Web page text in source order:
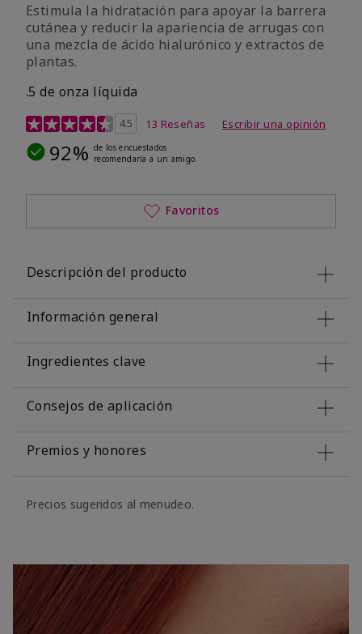
Estimula la hidratación para apoyar la barrera
cutánea y reducir la apariencia de arrugas con
una mezcla de ácido hialurónico y extractos de
plantas.
.5 de onza líquida
Calificación de clientes de 3,2 de 5
4.5 13 Reseñas Escribir una opinión
92% de los encuestados
recomendaría a un amigo.
Favoritos
Descripción del producto
Información general
Ingredientes clave
Consejos de aplicación
Premios y honores
Precios sugeridos al menudeo.